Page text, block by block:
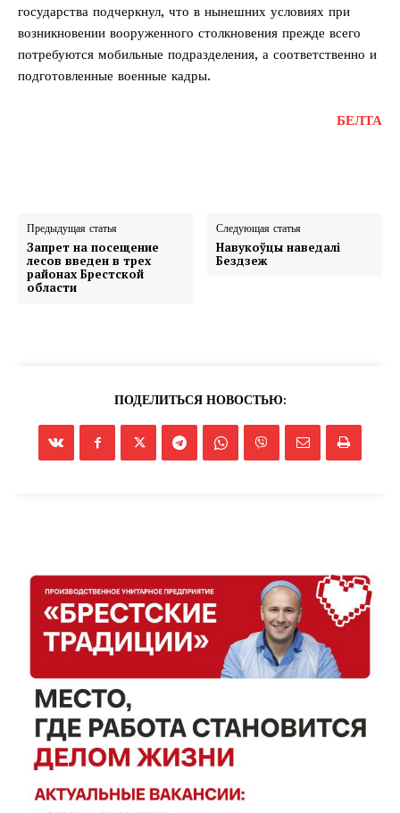
государства подчеркнул, что в нынешних условиях при
возникновении вооруженного столкновения прежде всего
потребуются мобильные подразделения, а соответственно и
подготовленные военные кадры.
БЕЛТА
Предыдущая статья
Запрет на посещение
лесов введен в трех
районах Брестской
области
Следующая статья
Навукоўцы наведалі
Бездзеж
ПОДЕЛИТЬСЯ НОВОСТЬЮ: